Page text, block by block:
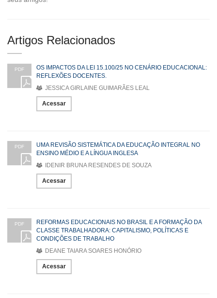
Artigos Relacionados
PDF
OS IMPACTOS DA LEI 15.100/25 NO CENÁRIO EDUCACIONAL:
REFLEXÕES DOCENTES.
JESSICA GIRLAINE GUIMARÃES LEAL
Acessar
PDF
UMA REVISÃO SISTEMÁTICA DA EDUCAÇÃO INTEGRAL NO
ENSINO MÉDIO E A LÍNGUA INGLESA
IDENIR BRUNA RESENDES DE SOUZA
Acessar
PDF
REFORMAS EDUCACIONAIS NO BRASIL E A FORMAÇÃO DA
CLASSE TRABALHADORA: CAPITALISMO, POLÍTICAS E
CONDIÇÕES DE TRABALHO
DEANE TAIARA SOARES HONÓRIO
Acessar